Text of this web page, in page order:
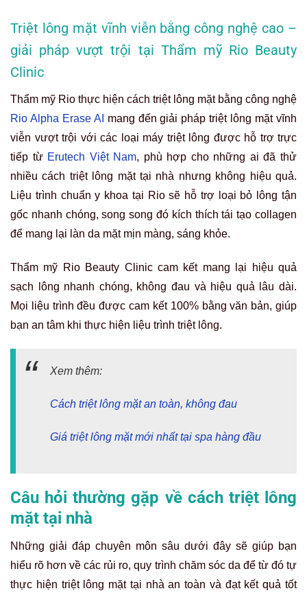
Triệt lông mặt vĩnh viễn bằng công nghệ cao –
giải pháp vượt trội tại Thẩm mỹ Rio Beauty
Clinic
Thẩm mỹ Rio thực hiện cách triệt lông mặt bằng công nghệ
Rio Alpha Erase AI mang đến giải pháp triệt lông mặt vĩnh
viễn vượt trội với các loại máy triệt lông được hỗ trợ trực
tiếp từ Erutech Việt Nam, phù hợp cho những ai đã thử
nhiều cách triệt lông mặt tại nhà nhưng không hiệu quả.
Liệu trình chuẩn y khoa tại Rio sẽ hỗ trợ loại bỏ lông tận
gốc nhanh chóng, song song đó kích thích tái tạo collagen
để mang lại làn da mặt mịn màng, sáng khỏe.
Thẩm mỹ Rio Beauty Clinic cam kết mang lại hiệu quả
sạch lông nhanh chóng, không đau và hiệu quả lâu dài.
Mọi liệu trình đều được cam kết 100% bằng văn bản, giúp
bạn an tâm khi thực hiện liệu trình triệt lông.
Xem thêm:
Cách triệt lông mặt an toàn, không đau
Giá triệt lông mặt mới nhất tại spa hàng đầu
Câu hỏi thường gặp về cách triệt lông
mặt tại nhà
Những giải đáp chuyên môn sâu dưới đây sẽ giúp bạn
hiểu rõ hơn về các rủi ro, quy trình chăm sóc da để từ đó tự
thực hiện triệt lông mặt tại nhà an toàn và đạt kết quả tốt